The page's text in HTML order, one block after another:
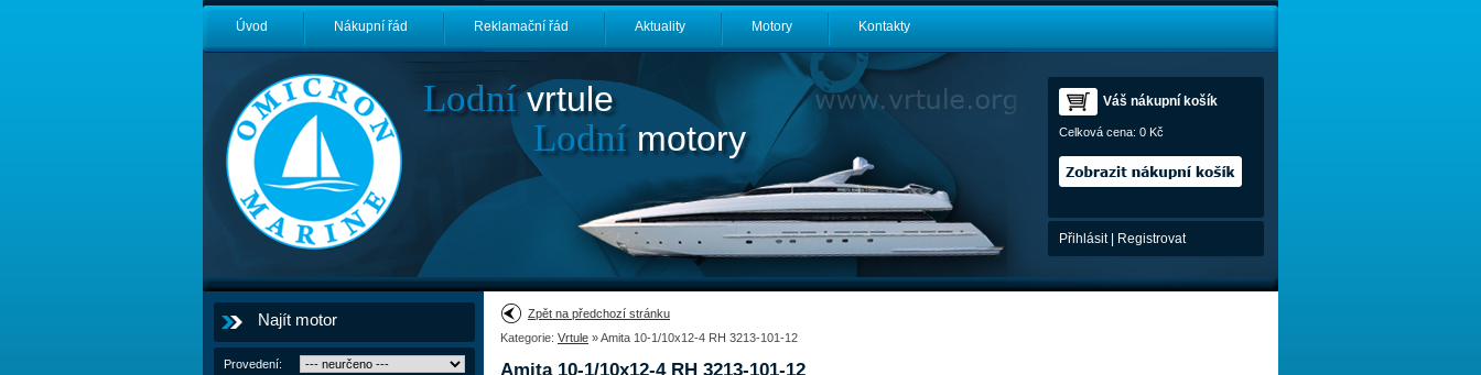
Úvod Nákupní řád Reklamační řád Aktuality Motory Kontakty
Lodnívrtule
Lodnímotory
Váš nákupní košík
Celková cena: 0 Kč
Přihlásit| Registrovat
Najít motor
Provedení:
Zpět na předchozí stránku
Kategorie: Vrtule » Amita 10-1/10x12-4 RH 3213-101-12
Amita 10-1/10x12-4 RH 3213-101-12